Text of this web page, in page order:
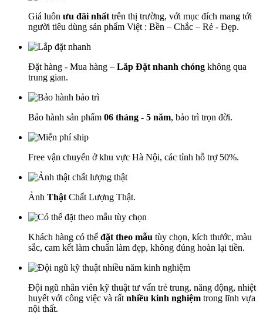
Giá luôn ưu đãi nhất trên thị trường, với mục đích mang tới
người tiêu dùng sản phẩm Việt : Bền – Chắc – Rẻ - Đẹp.
Đặt hàng - Mua hàng – Lắp Đặt nhanh chóng không qua
trung gian.
Bảo hành sản phẩm 06 tháng - 5 năm, bảo trì trọn đời.
Free vận chuyển ở khu vực Hà Nội, các tỉnh hỗ trợ 50%.
Ảnh Thật Chất Lượng Thật.
Khách hàng có thể đặt theo mẫu tùy chọn, kích thước, màu
sắc, cam kết làm chuẩn làm đẹp, không đúng hoàn lại tiền.
Đội ngũ nhân viên kỹ thuật tư vấn trẻ trung, năng động, nhiệt
huyết với công việc và rất nhiều kinh nghiệm trong lĩnh vựa
nội thất.